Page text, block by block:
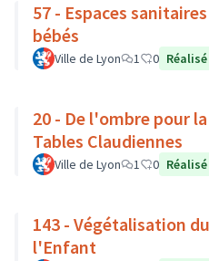
57 - Espaces
bébés
Ville de Lyon 1 0 Réalisé
20 - De l'ombre pour
Tables Claudiennes
Ville de Lyon 1 0 Réalisé
143 - Végétalisation
l'Enfant